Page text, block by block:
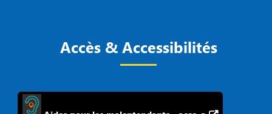
Accès & Accessibilités